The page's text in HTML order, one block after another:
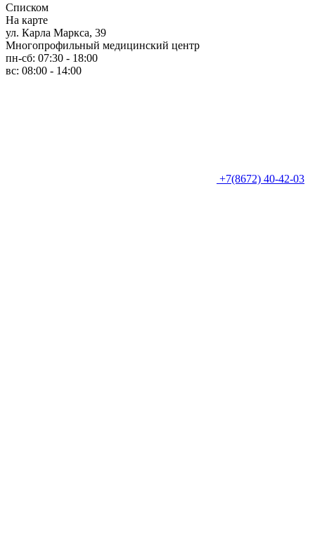
Списком
На карте
ул. Карла Маркса, 39
Многопрофильный медицинский центр
пн-сб: 07:30 - 18:00
вс: 08:00 - 14:00
+7(8672) 40-42-03